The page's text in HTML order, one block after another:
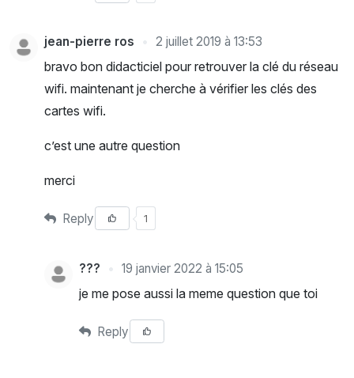
jean-pierre ros 2 juillet 2019 à 13:53
bravo bon didacticiel pour retrouver la clé du réseau
wifi. maintenant je cherche à vérifier les clés des
cartes wifi.
c’est une autre question
merci
Reply 1
??? 19 janvier 2022 à 15:05
je me pose aussi la meme question que toi
Reply